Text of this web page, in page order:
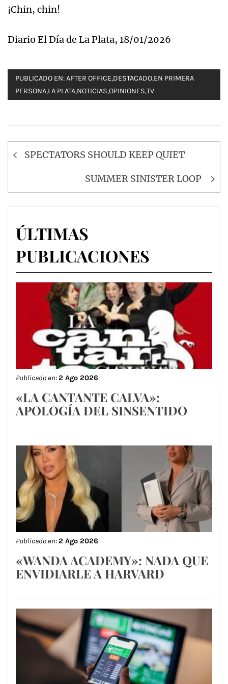
¡Chin, chin!
Diario El Día de La Plata, 18/01/2026
PUBLICADO EN:AFTER OFFICE,DESTACADO,EN PRIMERA
PERSONA,LA PLATA,NOTICIAS,OPINIONES,TV
Navegación
SPECTATORS SHOULD KEEP QUIET
SUMMER SINISTER LOOP
ÚLTIMAS
PUBLICACIONES
Publicado en:2 Ago 2026
«LA CANTANTE CALVA»:
APOLOGÍA DEL SINSENTIDO
Publicado en:2 Ago 2026
«WANDA ACADEMY»: NADA QUE
ENVIDIARLE A HARVARD